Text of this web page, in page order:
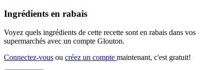
Ingrédients en rabais
Voyez quels ingrédients de cette recette sont en rabais dans vos
supermarchés avec un compte Glouton.
Connectez-vous ou créez un compte maintenant, c'est gratuit!